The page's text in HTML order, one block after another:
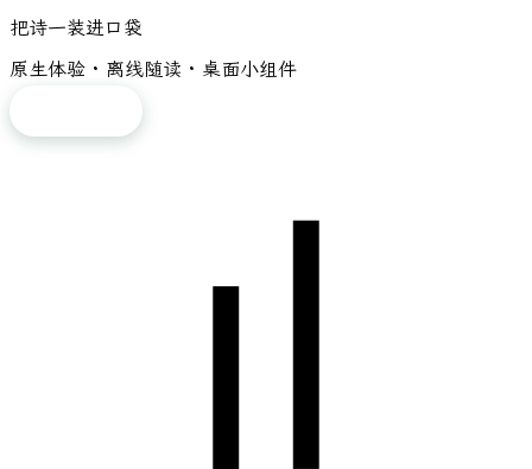
把诗一装进口袋
原生体验 · 离线随读 · 桌面小组件